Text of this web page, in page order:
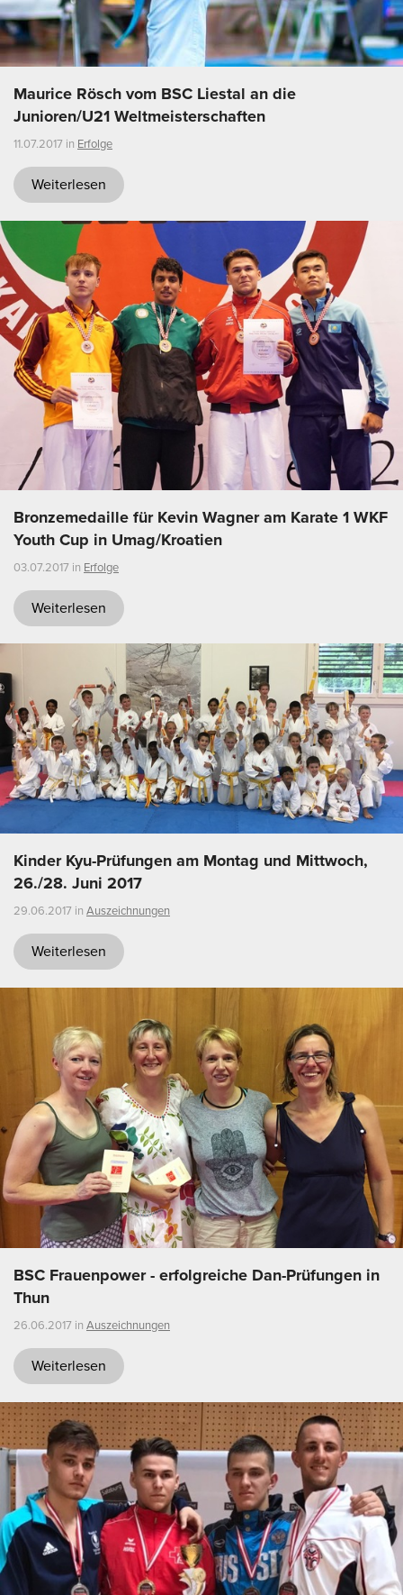
Maurice Rösch vom BSC Liestal an die
Junioren/U21 Weltmeisterschaften
11.07.2017 in Erfolge
Weiterlesen
Bronzemedaille für Kevin Wagner am Karate 1 WKF
Youth Cup in Umag/Kroatien
03.07.2017 in Erfolge
Weiterlesen
Kinder Kyu-Prüfungen am Montag und Mittwoch,
26./28. Juni 2017
29.06.2017 in Auszeichnungen
Weiterlesen
BSC Frauenpower - erfolgreiche Dan-Prüfungen in
Thun
26.06.2017 in Auszeichnungen
Weiterlesen